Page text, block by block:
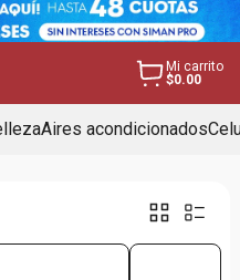
Mi carrito
$0.00
Aires acondicionados